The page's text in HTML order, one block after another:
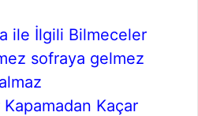
ile İlgili Bilmeceler
sofraya gelmez
Kapamadan Kaçar